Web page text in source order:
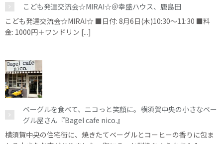
こども発達交流会☆MIRAI☆＠幸盛ハウス、鹿島田
こども発達交流会☆MIRAI☆ ■日付: 8月6日(木)10:30～11:30 ■料
金: 1000円＋ワンドリン [...]
ベーグルを食べて、ニコっと笑顔に。横須賀中央の小さなベー
グル屋さん『Bagel cafe nico.』
横須賀中央の住宅街に、焼きたてベーグルとコーヒーの香りに包ま